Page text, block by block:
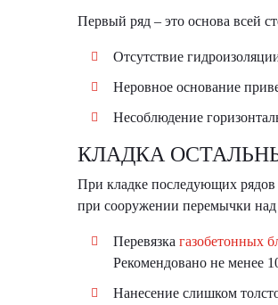
Первый ряд – это основа всей
Отсутствие
Неровное основание
Несоблюдение
КЛАДКА
При кладке последующих рядов
при сооружении перемычки
Перевязка газобетонных
Рекомендовано не менее
Нанесение слишком